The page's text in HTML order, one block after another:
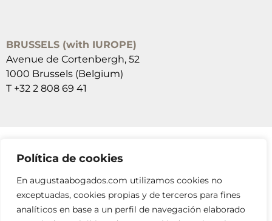
Política de cookies
En augustaabogados.com utilizamos cookies no
exceptuadas, cookies propias y de terceros para fines
analíticos en base a un perfil de navegación elaborado
BRUSSELS (with IUROPE)
Avenue de Cortenbergh, 52
1000 Brussels (Belgium)
T +32 2 808 69 41
SUSCRÍBETE A NUESTRAS NEWSLETTERS
RELLENA EL FORMULARIO